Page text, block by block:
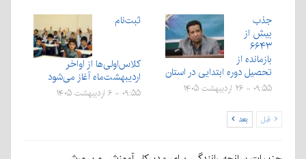
جذب
بیش از
۶۶۴۳
بازمانده از
تحصیل دوره ابتدایی در استان
۰۹:۵۵ - ۲۶ اردیبهشت ۱۴۰۵
ثبت‌نام
کلاس‌اولی‌ها از اواخر
اردیبهشت‌ماه آغاز می‌شود
۰۹:۵۵ - ۶ اردیبهشت ۱۴۰۵
قبل بعد